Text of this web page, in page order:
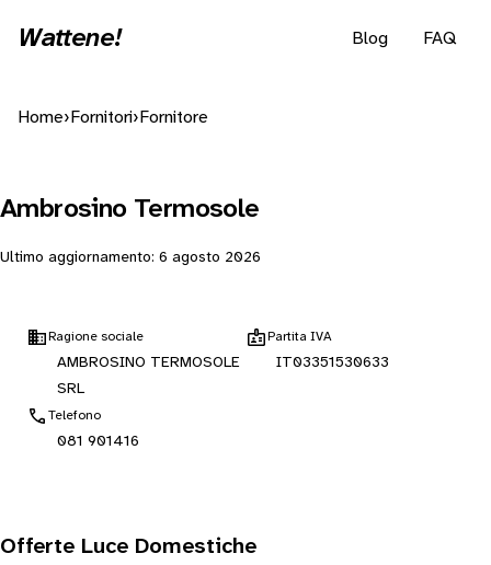
Wattene! Blog FAQ
Home› Fornitori› Fornitore
Ambrosino Termosole
Ultimo aggiornamento: 6 agosto 2026
Ragione sociale
AMBROSINO TERMOSOLE
SRL
Partita IVA
IT03351530633
Telefono
081 901416
Offerte Luce Domestiche